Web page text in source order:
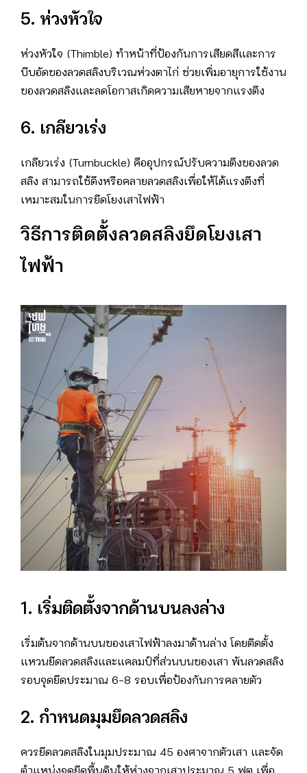
5. ห่วงหัวใจ
ห่วงหัวใจ (Thimble) ทำหน้าที่ป้องกันการเสียดสีและการ
บีบอัดของลวดสลิงบริเวณห่วงตาไก่ ช่วยเพิ่มอายุการใช้งาน
ของลวดสลิงและลดโอกาสเกิดความเสียหายจากแรงตึง
6. เกลียวเร่ง
เกลียวเร่ง (Turnbuckle) คืออุปกรณ์ปรับความตึงของลวด
สลิง สามารถใช้ดึงหรือคลายลวดสลิงเพื่อให้ได้แรงตึงที่
เหมาะสมในการยึดโยงเสาไฟฟ้า
วิธีการติดตั้งลวดสลิงยึดโยงเสา
ไฟฟ้า
1. เริ่มติดตั้งจากด้านบนลงล่าง
เริ่มต้นจากด้านบนของเสาไฟฟ้าลงมาด้านล่าง โดยติดตั้ง
แหวนยึดลวดสลิงและแคลมป์ที่ส่วนบนของเสา พันลวดสลิง
รอบจุดยึดประมาณ 6-8 รอบเพื่อป้องกันการคลายตัว
2. กำหนดมุมยึดลวดสลิง
ควรยึดลวดสลิงในมุมประมาณ 45 องศาจากตัวเสา และจัด